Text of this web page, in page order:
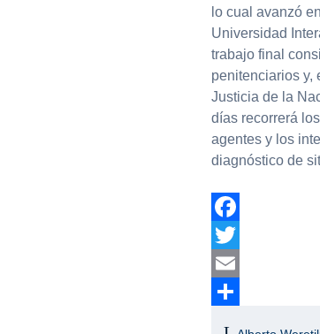
lo cual avanzó
Universidad
trabajo final
penitenciarios y,
Justicia de la
días recorrerá
agentes y los
diagnóstico de
Facebook
Twitter
Email